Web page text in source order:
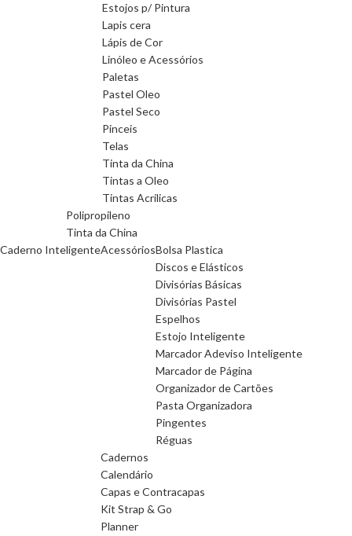
Estojos p/ Pintura
Lapis cera
Lápis de Cor
Linóleo e Acessórios
Paletas
Pastel Oleo
Pastel Seco
Pinceis
Telas
Tinta da China
Tintas a Oleo
Tintas Acrilicas
Polipropileno
Tinta da China
Caderno InteligenteAcessóriosBolsa Plastica
Discos e Elásticos
Divisórias Básicas
Divisórias Pastel
Espelhos
Estojo Inteligente
Marcador Adeviso Inteligente
Marcador de Página
Organizador de Cartões
Pasta Organizadora
Pingentes
Réguas
Cadernos
Calendário
Capas e Contracapas
Kit Strap & Go
Planner